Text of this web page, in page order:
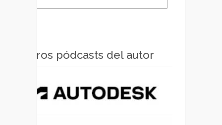
Otros pódcasts del autor